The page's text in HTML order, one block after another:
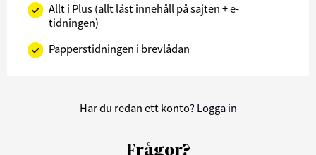
Allt i Plus (allt låst innehåll på sajten + e-
tidningen)
Papperstidningen i brevlådan
Har du redan ett konto? Logga in
Frågor?